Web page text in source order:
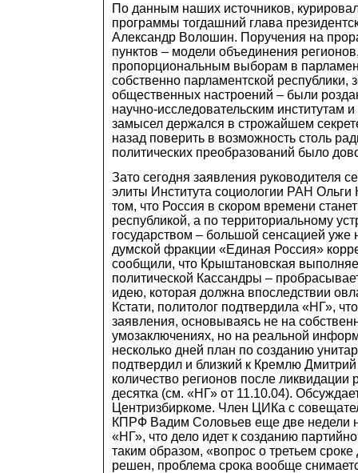
По данным наших источников,
программы тогдашний глава
Александр Волошин. Поручения на
пунктов – модели объединения
пропорциональным выборам в
собственно парламентской республики,
общественных настроений – были
научно-исследовательским институтам
замысел держался в строжайшем
назад поверить в возможность столь
политических преобразований было
Зато сегодня заявления руководителя
элиты Института социологии РАН
том, что Россия в скором времени
республикой, а по территориальному
государством – большой сенсацией уже
думской фракции «Единая Россия»
сообщили, что Крыштановская
политической Кассандры –
идею, которая должна впоследствии
Кстати, политолог подтвердила «НГ»,
заявления, основываясь не на
умозаключениях, но на реальной
несколько дней план по созданию
подтвердил и близкий к Кремлю
количество регионов после ликвидации
десятка (см. «НГ» от 11.10.04).
Центризбиркоме. Член ЦИКа с
КПРФ Вадим Соловьев еще две недели
«НГ», что дело идет к созданию
таким образом, «вопрос о третьем сроке
решен, проблема срока вообще